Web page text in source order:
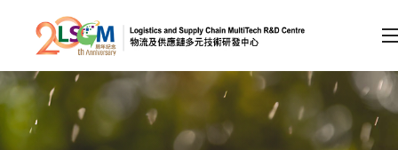
跳到内容（按回车键）
会员登录
A A EN 繁 简